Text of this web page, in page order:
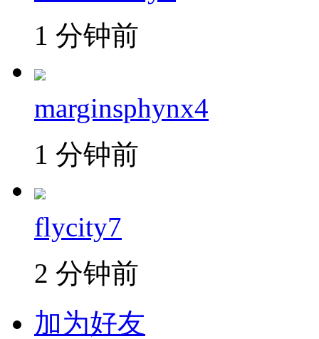
1 分钟前
marginsphynx4
1 分钟前
flycity7
2 分钟前
加为好友